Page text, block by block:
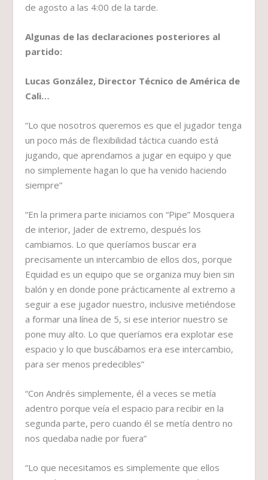
de agosto a las 4:00 de la tarde.
Algunas de las declaraciones posteriores al
partido:
Lucas González, Director Técnico de América de
Cali…
“Lo que nosotros queremos es que el jugador tenga
un poco más de flexibilidad táctica cuando está
jugando, que aprendamos a jugar en equipo y que
no simplemente hagan lo que ha venido haciendo
siempre”
“En la primera parte iniciamos con “Pipe” Mosquera
de interior, Jader de extremo, después los
cambiamos. Lo que queríamos buscar era
precisamente un intercambio de ellos dos, porque
Equidad es un equipo que se organiza muy bien sin
balón y en donde pone prácticamente al extremo a
seguir a ese jugador nuestro, inclusive metiéndose
a formar una línea de 5, si ese interior nuestro se
pone muy alto. Lo que queríamos era explotar ese
espacio y lo que buscábamos era ese intercambio,
para ser menos predecibles”
“Con Andrés simplemente, él a veces se metía
adentro porque veía el espacio para recibir en la
segunda parte, pero cuando él se metía dentro no
nos quedaba nadie por fuera”
“Lo que necesitamos es simplemente que ellos